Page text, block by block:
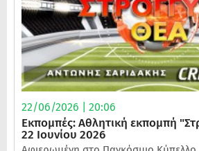
22/06/2026 | 20:06
Εκπομπές: Αθλητική εκπομπή
22 Ιουνίου 2026